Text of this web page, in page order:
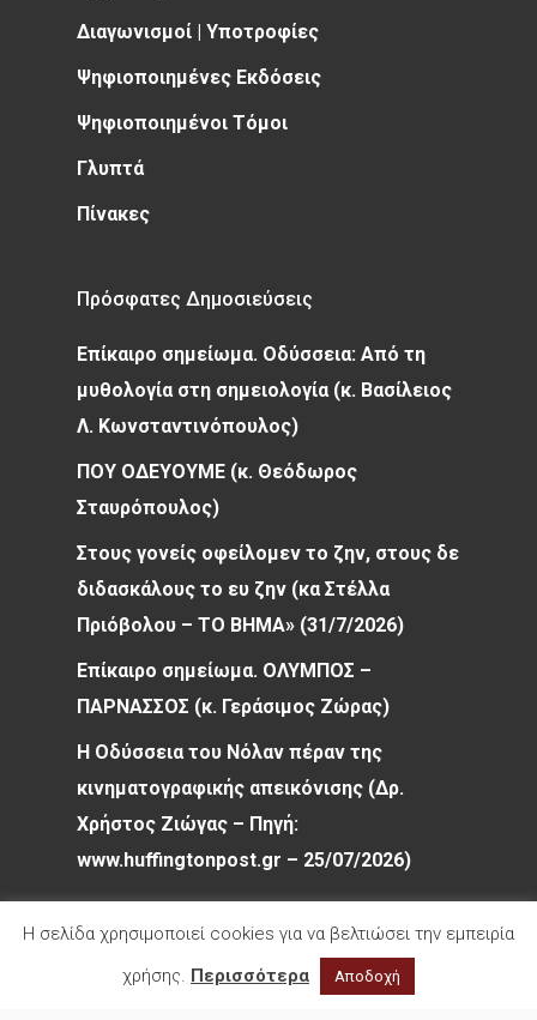
Διαγωνισμοί | Υποτροφίες
Ψηφιοποιημένες Εκδόσεις
Ψηφιοποιημένοι Τόμοι
Γλυπτά
Πίνακες
Πρόσφατες Δημοσιεύσεις
Επίκαιρο σημείωμα. Οδύσσεια: Από τη
μυθολογία στη σημειολογία (κ. Βασίλειος
Λ. Κωνσταντινόπουλος)
ΠΟΥ ΟΔΕΥΟΥΜΕ (κ. Θεόδωρος
Σταυρόπουλος)
Στους γονείς οφείλομεν το ζην, στους δε
διδασκάλους το ευ ζην (κα Στέλλα
Πριόβολου – ΤΟ ΒΗΜΑ» (31/7/2026)
Επίκαιρο σημείωμα. ΟΛΥΜΠΟΣ –
ΠΑΡΝΑΣΣΟΣ (κ. Γεράσιμος Ζώρας)
Η Οδύσσεια του Νόλαν πέραν της
κινηματογραφικής απεικόνισης (Δρ.
Χρήστος Ζιώγας – Πηγή:
www.huffingtonpost.gr – 25/07/2026)
© 2026 Φιλολογικός Σύλλογος Παρνασσός. All
Η σελίδα χρησιμοποιεί cookies για να βελτιώσει την εμπειρία
χρήσης. Περισσότερα Αποδοχή